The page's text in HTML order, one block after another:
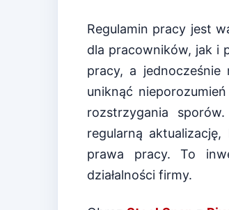
Regulamin pracy jest
dla pracowników, jak i
pracy, a jednocześnie
uniknąć
rozstrzygania
regularną
prawa pracy. To
działalności firmy.